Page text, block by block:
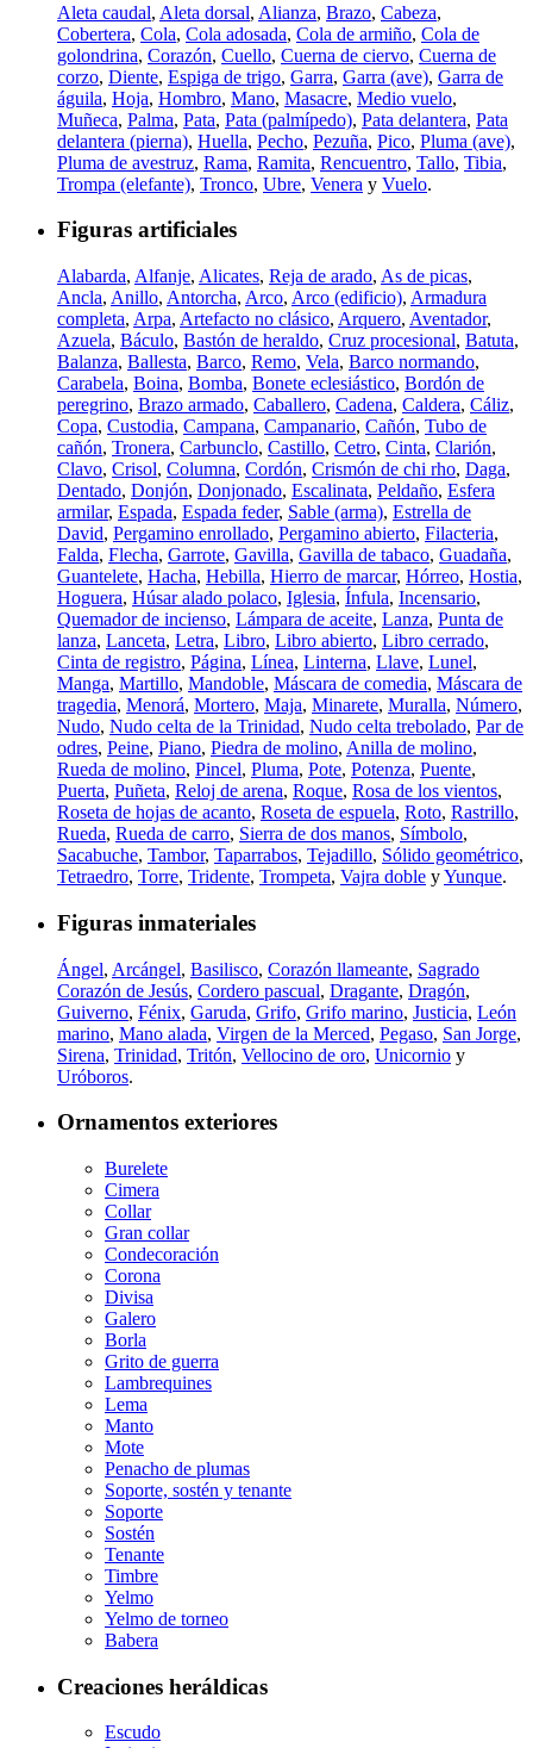
Aleta caudal, Aleta dorsal, Alianza, Brazo, Cabeza,
Cobertera, Cola, Cola adosada, Cola de armiño, Cola de
golondrina, Corazón, Cuello, Cuerna de ciervo, Cuerna de
corzo, Diente, Espiga de trigo, Garra, Garra (ave), Garra de
águila, Hoja, Hombro, Mano, Masacre, Medio vuelo,
Muñeca, Palma, Pata, Pata (palmípedo), Pata delantera, Pata
delantera (pierna), Huella, Pecho, Pezuña, Pico, Pluma (ave),
Pluma de avestruz, Rama, Ramita, Rencuentro, Tallo, Tibia,
Trompa (elefante), Tronco, Ubre, Venera y Vuelo.
Figuras artificiales
Alabarda, Alfanje, Alicates, Reja de arado, As de picas,
Ancla, Anillo, Antorcha, Arco, Arco (edificio), Armadura
completa, Arpa, Artefacto no clásico, Arquero, Aventador,
Azuela, Báculo, Bastón de heraldo, Cruz procesional, Batuta,
Balanza, Ballesta, Barco, Remo, Vela, Barco normando,
Carabela, Boina, Bomba, Bonete eclesiástico, Bordón de
peregrino, Brazo armado, Caballero, Cadena, Caldera, Cáliz,
Copa, Custodia, Campana, Campanario, Cañón, Tubo de
cañón, Tronera, Carbunclo, Castillo, Cetro, Cinta, Clarión,
Clavo, Crisol, Columna, Cordón, Crismón de chi rho, Daga,
Dentado, Donjón, Donjonado, Escalinata, Peldaño, Esfera
armilar, Espada, Espada feder, Sable (arma), Estrella de
David, Pergamino enrollado, Pergamino abierto, Filacteria,
Falda, Flecha, Garrote, Gavilla, Gavilla de tabaco, Guadaña,
Guantelete, Hacha, Hebilla, Hierro de marcar, Hórreo, Hostia,
Hoguera, Húsar alado polaco, Iglesia, Ínfula, Incensario,
Quemador de incienso, Lámpara de aceite, Lanza, Punta de
lanza, Lanceta, Letra, Libro, Libro abierto, Libro cerrado,
Cinta de registro, Página, Línea, Linterna, Llave, Lunel,
Manga, Martillo, Mandoble, Máscara de comedia, Máscara de
tragedia, Menorá, Mortero, Maja, Minarete, Muralla, Número,
Nudo, Nudo celta de la Trinidad, Nudo celta trebolado, Par de
odres, Peine, Piano, Piedra de molino, Anilla de molino,
Rueda de molino, Pincel, Pluma, Pote, Potenza, Puente,
Puerta, Puñeta, Reloj de arena, Roque, Rosa de los vientos,
Roseta de hojas de acanto, Roseta de espuela, Roto, Rastrillo,
Rueda, Rueda de carro, Sierra de dos manos, Símbolo,
Sacabuche, Tambor, Taparrabos, Tejadillo, Sólido geométrico,
Tetraedro, Torre, Tridente, Trompeta, Vajra doble yYunque.
Figuras inmateriales
Ángel, Arcángel, Basilisco, Corazón llameante, Sagrado
Corazón de Jesús, Cordero pascual, Dragante, Dragón,
Guiverno, Fénix, Garuda, Grifo, Grifo marino, Justicia, León
marino, Mano alada, Virgen de la Merced, Pegaso, San Jorge,
Sirena, Trinidad, Tritón, Vellocino de oro, Unicornio y
Uróboros.
Ornamentos exteriores
Burelete
Cimera
Collar
Gran collar
Condecoración
Corona
Divisa
Galero
Borla
Grito de guerra
Lambrequines
Lema
Manto
Mote
Penacho de plumas
Soporte, sostén y tenante
Soporte
Sostén
Tenante
Timbre
Yelmo
Yelmo de torneo
Babera
Creaciones heráldicas
Escudo